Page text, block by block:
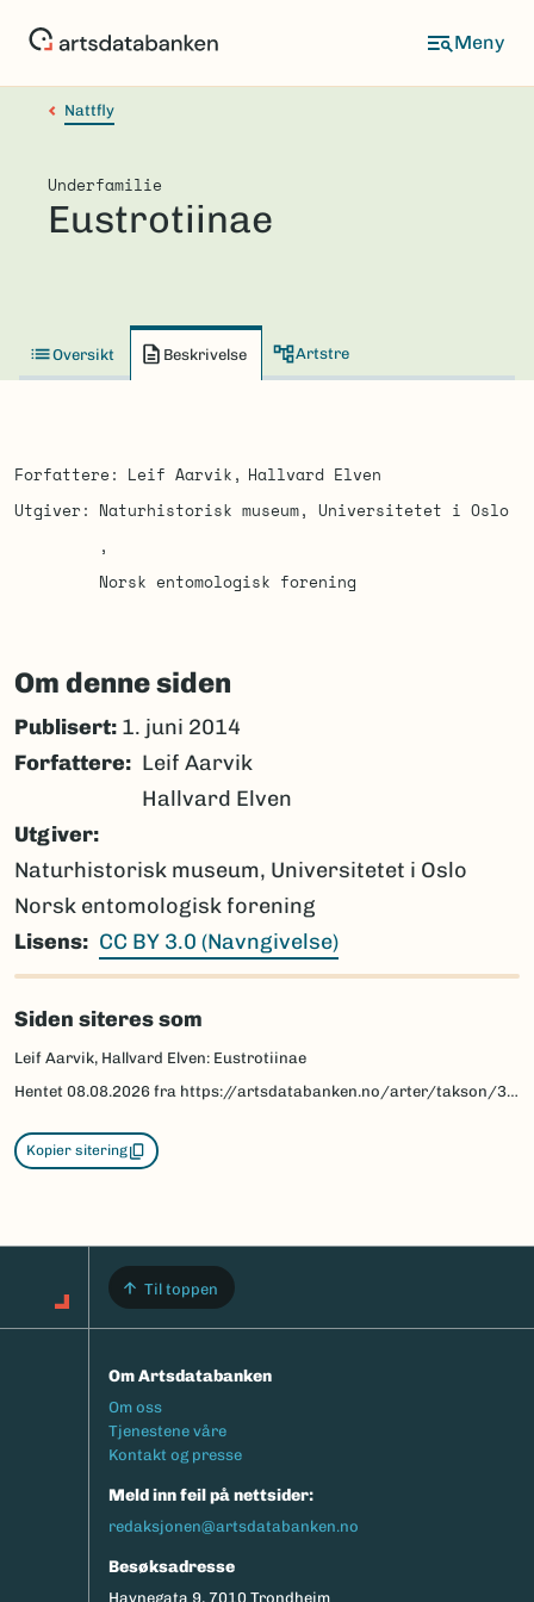
Nattfly
Underfamilie
Eustrotiinae
Oversikt Beskrivelse Artstre
Forfattere Leif Aarvik
Hallvard Elven
Utgiver
Naturhistorisk museum, Universitetet i Oslo
Norsk entomologisk forening
Om denne siden
Publisert: 1. juni 2014
Forfattere
Leif Aarvik
Hallvard Elven
Utgiver
Naturhistorisk museum, Universitetet i Oslo
Norsk entomologisk forening
Lisens
CC BY 3.0 (Navngivelse)
Siden siteres som
Leif Aarvik, Hallvard Elven: Eustrotiinae
Hentet 08.08.2026 fra https://artsdatabanken.no/arter/takson/30562/beskrivelse
Kopier sitering
Til toppen
Om Artsdatabanken
Footermeny
Om oss
Tjenestene våre
Kontakt og presse
Meld inn feil på nettsider:
redaksjonen@artsdatabanken.no
Besøksadresse
Havnegata 9, 7010 Trondheim